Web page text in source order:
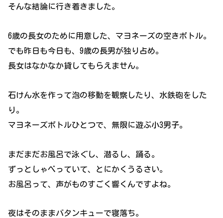
そんな結論に行き着きました。
6歳の長女のために用意した、マヨネーズの空きボトル。
でも昨日も今日も、9歳の長男が独り占め。
長女はなかなか貸してもらえません。
石けん水を作って泡の移動を観察したり、水鉄砲をした
り。
マヨネーズボトルひとつで、無限に遊ぶ小3男子。
まだまだお風呂で泳ぐし、潜るし、踊る。
ずっとしゃべっていて、とにかくうるさい。
お風呂って、声がものすごく響くんですよね。
夜はそのままバタンキューで寝落ち。